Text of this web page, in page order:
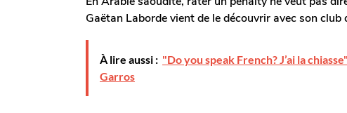
Gaëtan Laborde vient de le découvrir avec son club
À lire aussi : "Do you speak French? J’ai la
Garros